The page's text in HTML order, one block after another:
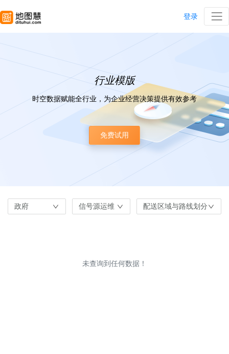
登录
行业模版
时空数据赋能全行业，为企业经营决策提供有效参考
免费试用
政府 信号源运维 配送区域与路线划分
未查询到任何数据！